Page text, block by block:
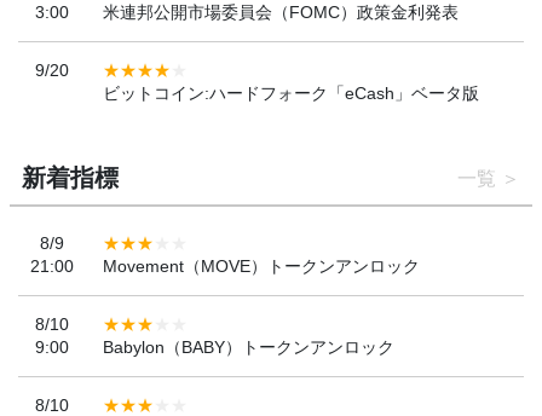
3:00
米連邦公開市場委員会（FOMC）政策金利発表
9/20
ビットコイン:ハードフォーク「eCash」ベータ版
新着指標 一覧
8/9
21:00
Movement（MOVE）トークンアンロック
8/10
9:00
Babylon（BABY）トークンアンロック
8/10